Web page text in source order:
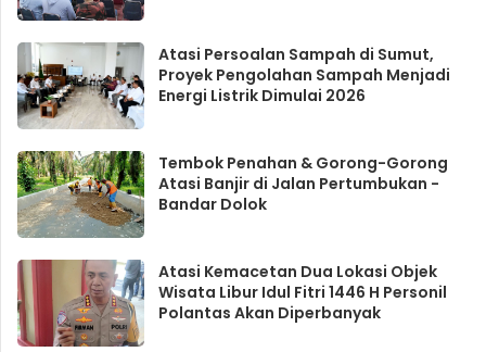
Atasi Persoalan Sampah di Sumut,
Proyek Pengolahan Sampah Menjadi
Energi Listrik Dimulai 2026
Tembok Penahan & Gorong-Gorong
Atasi Banjir di Jalan Pertumbukan -
Bandar Dolok
Atasi Kemacetan Dua Lokasi Objek
Wisata Libur Idul Fitri 1446 H Personil
Polantas Akan Diperbanyak